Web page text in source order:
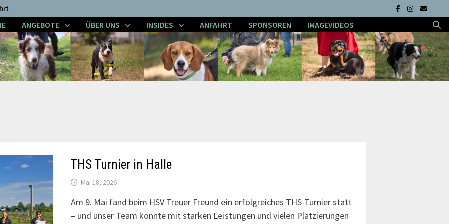
ANGEBOTE ÜBER UNS INSIDES ANFAHRT SPONSOREN IMAGEVIDEOS
THS Turnier in Halle
Mai 18, 2026
Am 9. Mai fand beim HSV Treuer Freund ein erfolgreiches THS-Turnier statt
– und unser Team konnte mit starken Leistungen und vielen Platzierungen